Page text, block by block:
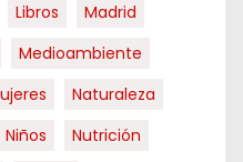
Libros
Madrid
Medioambiente
Naturaleza
Niños
Nutrición